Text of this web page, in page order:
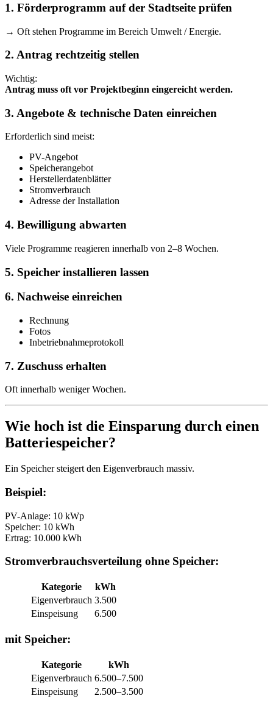
1. Förderprogramm auf der Stadtseite prüfen
→ Oft stehen Programme im Bereich Umwelt / Energie.
2. Antrag rechtzeitig stellen
Wichtig:
Antrag muss oft vor Projektbeginn eingereicht werden.
3. Angebote & technische Daten einreichen
Erforderlich sind meist:
PV-Angebot
Speicherangebot
Herstellerdatenblätter
Stromverbrauch
Adresse der Installation
4. Bewilligung abwarten
Viele Programme reagieren innerhalb von 2–8 Wochen.
5. Speicher installieren lassen
6. Nachweise einreichen
Rechnung
Fotos
Inbetriebnahmeprotokoll
7. Zuschuss erhalten
Oft innerhalb weniger Wochen.
Wie hoch ist die Einsparung durch einen
Batteriespeicher?
Ein Speicher steigert den Eigenverbrauch massiv.
Beispiel:
PV-Anlage: 10 kWp
Speicher: 10 kWh
Ertrag: 10.000 kWh
Stromverbrauchsverteilung ohne Speicher:
Kategorie
kWh
Eigenverbrauch 3.500
Einspeisung
6.500
mit Speicher:
Kategorie
kWh
Eigenverbrauch 6.500–7.500
Einspeisung
2.500–3.500